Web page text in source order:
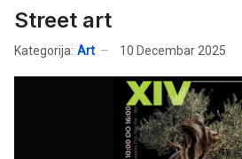
Street art
Kategorija: Art 10 Decembar 2025